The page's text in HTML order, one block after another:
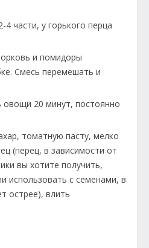
части, у горького перца
и помидоры
Смесь перемешать и
овощи 20 минут, постоянно
томатную пасту, мелко
(перец, в зависимости от
вы хотите получить,
использовать с семенами, в
острее), влить